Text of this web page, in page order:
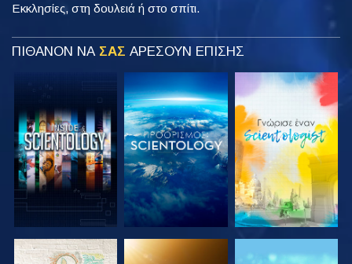
Εκκλησίες, στη δουλειά ή στο σπίτι.
ΠΙΘΑΝΟΝ ΝΑ ΣΑΣ ΑΡΕΣΟΥΝ ΕΠΙΣΗΣ